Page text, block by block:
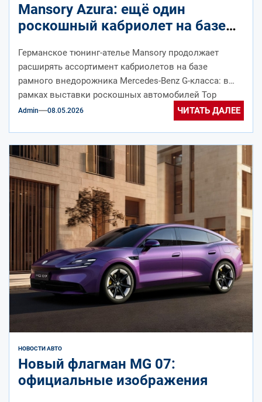
Mansory Azura: ещё один
роскошный кабриолет на базе
Германское тюнинг-ателье Mansory продолжает
расширять ассортимент кабриолетов на базе
рамного внедорожника Mercedes-Benz G-класса: в
рамках выставки роскошных автомобилей Top
Marques Monaco представлена уникальная
Admin 08.05.2026 ЧИТАТЬ ДАЛЕЕ
НОВОСТИ АВТО
Новый флагман MG 07:
официальные изображения